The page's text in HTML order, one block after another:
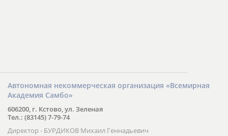
Автономная некоммерческая организация «Всемирная
Академия Самбо»
606200, г. Кстово, ул. Зеленая
Тел.: (83145) 7-79-74
Директор - БУРДИКОВ Михаил Геннадьевич